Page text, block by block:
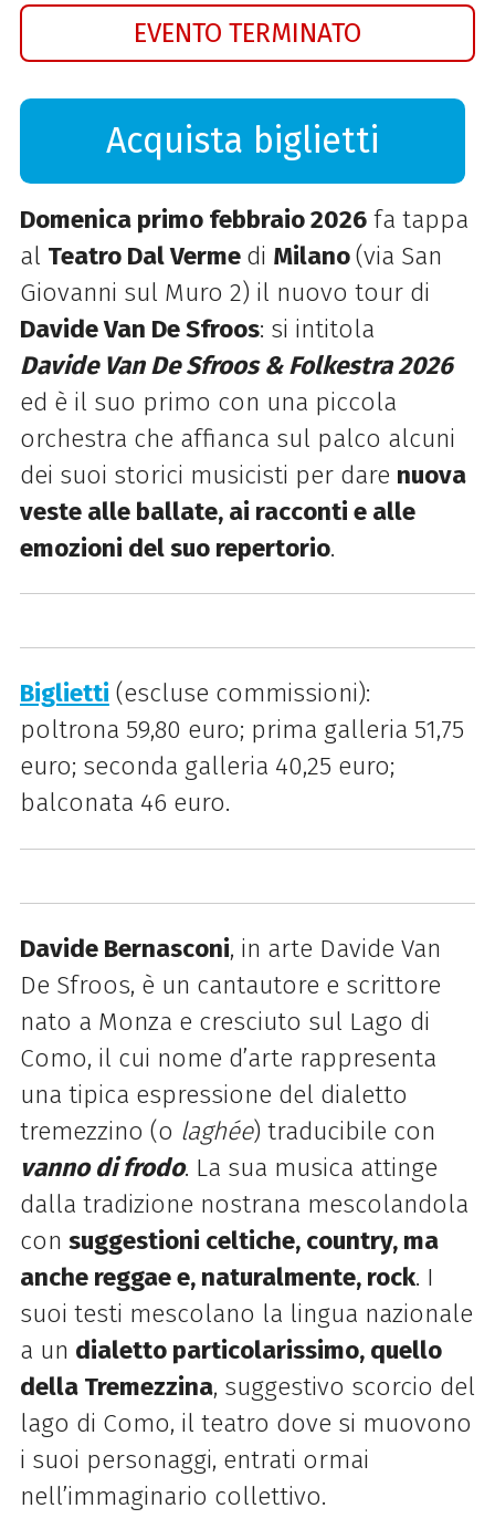
EVENTO TERMINATO
Acquista biglietti
Domenica primo febbraio 2026fa tappa
al Teatro Dal Verme di Milano(via San
Giovanni sul Muro 2) il nuovo tour di
Davide Van De Sfroos: si intitola
Davide Van De Sfroos& Folkestra 2026
ed è il suo primo con una piccola
orchestra che affianca sul palco alcuni
dei suoi storici musicisti per dare nuova
veste alle ballate, ai racconti e alle
emozioni del suo repertorio.
Biglietti (escluse commissioni):
poltrona 59,80 euro; prima galleria 51,75
euro; seconda galleria 40,25 euro;
balconata 46 euro.
Davide Bernasconi, in arte Davide Van
De Sfroos, è un cantautore e scrittore
nato a Monza e cresciuto sul Lago di
Como, il cui nome d’arte rappresenta
una tipica espressione del dialetto
tremezzino (o laghée) traducibile con
vanno di frodo. La sua musica attinge
dalla tradizione nostrana mescolandola
con suggestioni celtiche, country, ma
anche reggae e, naturalmente, rock. I
suoi testi mescolano la lingua nazionale
a un dialetto particolarissimo, quello
della Tremezzina, suggestivo scorcio del
lago di Como, il teatro dove si muovono
i suoi personaggi, entrati ormai
nell’immaginario collettivo.